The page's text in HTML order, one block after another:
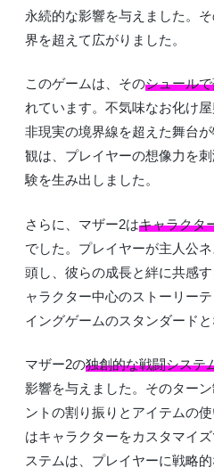
永続的な影響を与えました。
界を超えて広がりました。
このゲームは、そのシュール
れています。不気味なお化け
非現実の境界線を超えた舞台
観は、プレイヤーの想像力を
験を生み出しました。
さらに、マザー2はキャラクタ
でした。プレイヤーが主人公
頭し、彼らの成長と絆に共感
ャラクター中心のストーリー
イングゲームのスタンダードと
マザー2の独創的な戦闘システ
影響を与えました。そのター
ントの割り振りとアイテムの
はキャラクターをカスタマイ
ステムは、プレイヤーに戦略